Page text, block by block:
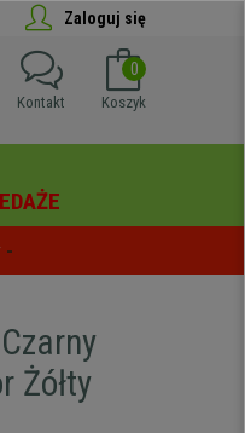
Zaloguj się
0
Koszyk
Kontakt
-
Żółty